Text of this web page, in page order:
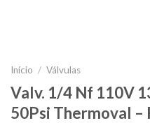
Início / Válvulas
Valv. 1/4 Nf 110V
50Psi Thermoval –